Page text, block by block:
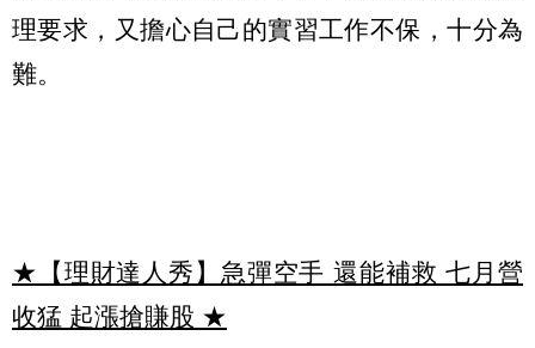
理要求，又擔心自己的實習工作不保，十分為
難。
★【理財達人秀】急彈空手 還能補救 七月營
收猛 起漲搶賺股 ★